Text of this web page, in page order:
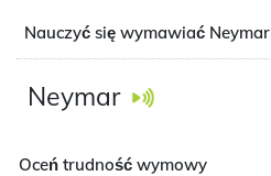
Nauczyć się wymawiać Neymar
Neymar
Oceń trudność wymowy